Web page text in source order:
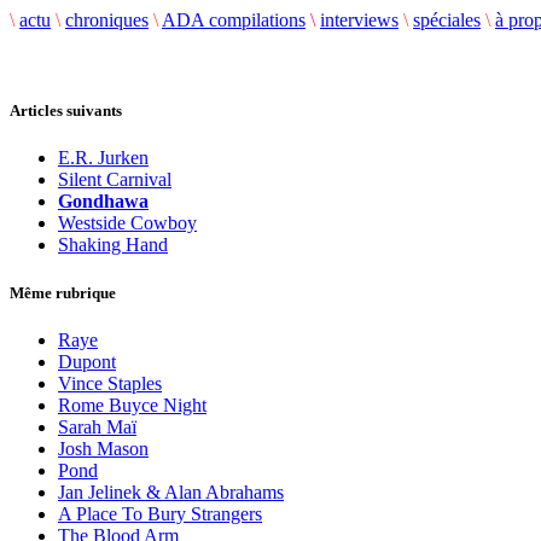
\ actu \ chroniques \ ADA compilations \ interviews \ spéciales \ à
Articles suivants
E.R. Jurken
Silent Carnival
Gondhawa
Westside Cowboy
Shaking Hand
Même rubrique
Raye
Dupont
Vince Staples
Rome Buyce Night
Sarah Maï
Josh Mason
Pond
Jan Jelinek & Alan Abrahams
A Place To Bury Strangers
The Blood Arm